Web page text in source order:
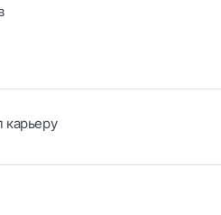
карьеру